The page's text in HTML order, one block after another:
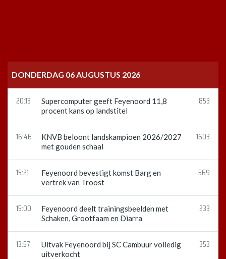
DONDERDAG 06 AUGUSTUS 2026
20:13
Supercomputer geeft Feyenoord 11,8
procent kans op landstitel
853
16:46
KNVB beloont landskampioen 2026/2027
met gouden schaal
1603
15:21
Feyenoord bevestigt komst Barg en
vertrek van Troost
569
15:00
Feyenoord deelt trainingsbeelden met
Schaken, Grootfaam en Diarra
233
13:57
Uitvak Feyenoord bij SC Cambuur volledig
uitverkocht
353